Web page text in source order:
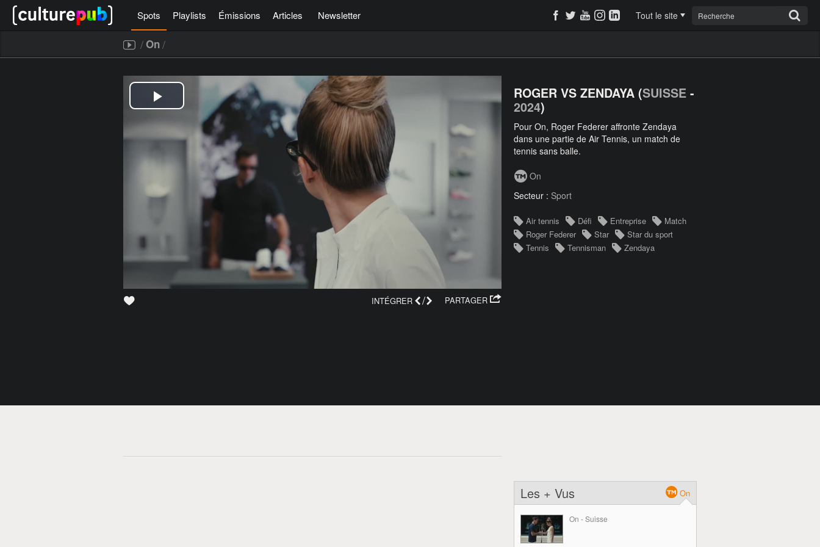
Spots Playlists Émissions Articles Newsletter Tout le site
/On/
PARTAGER
INTÉGRER /
ROGER VS ZENDAYA (SUISSE -
2024)
Pour On, Roger Federer affronte Zendaya
dans une partie de Air Tennis, un match de
tennis sans balle.
On
Secteur : Sport
Air tennis Défi Entreprise
Match
Roger Federer
Star
Star du sport
Tennis
Tennisman Zendaya
Les + Vus On
On - Suisse